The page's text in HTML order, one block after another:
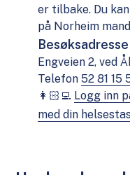
er tilbake. Du
på Norheim
Besøksadresse
Engveien 2, ved
Telefon52 81 15
👩🏻‍💻 Logg inn
med din